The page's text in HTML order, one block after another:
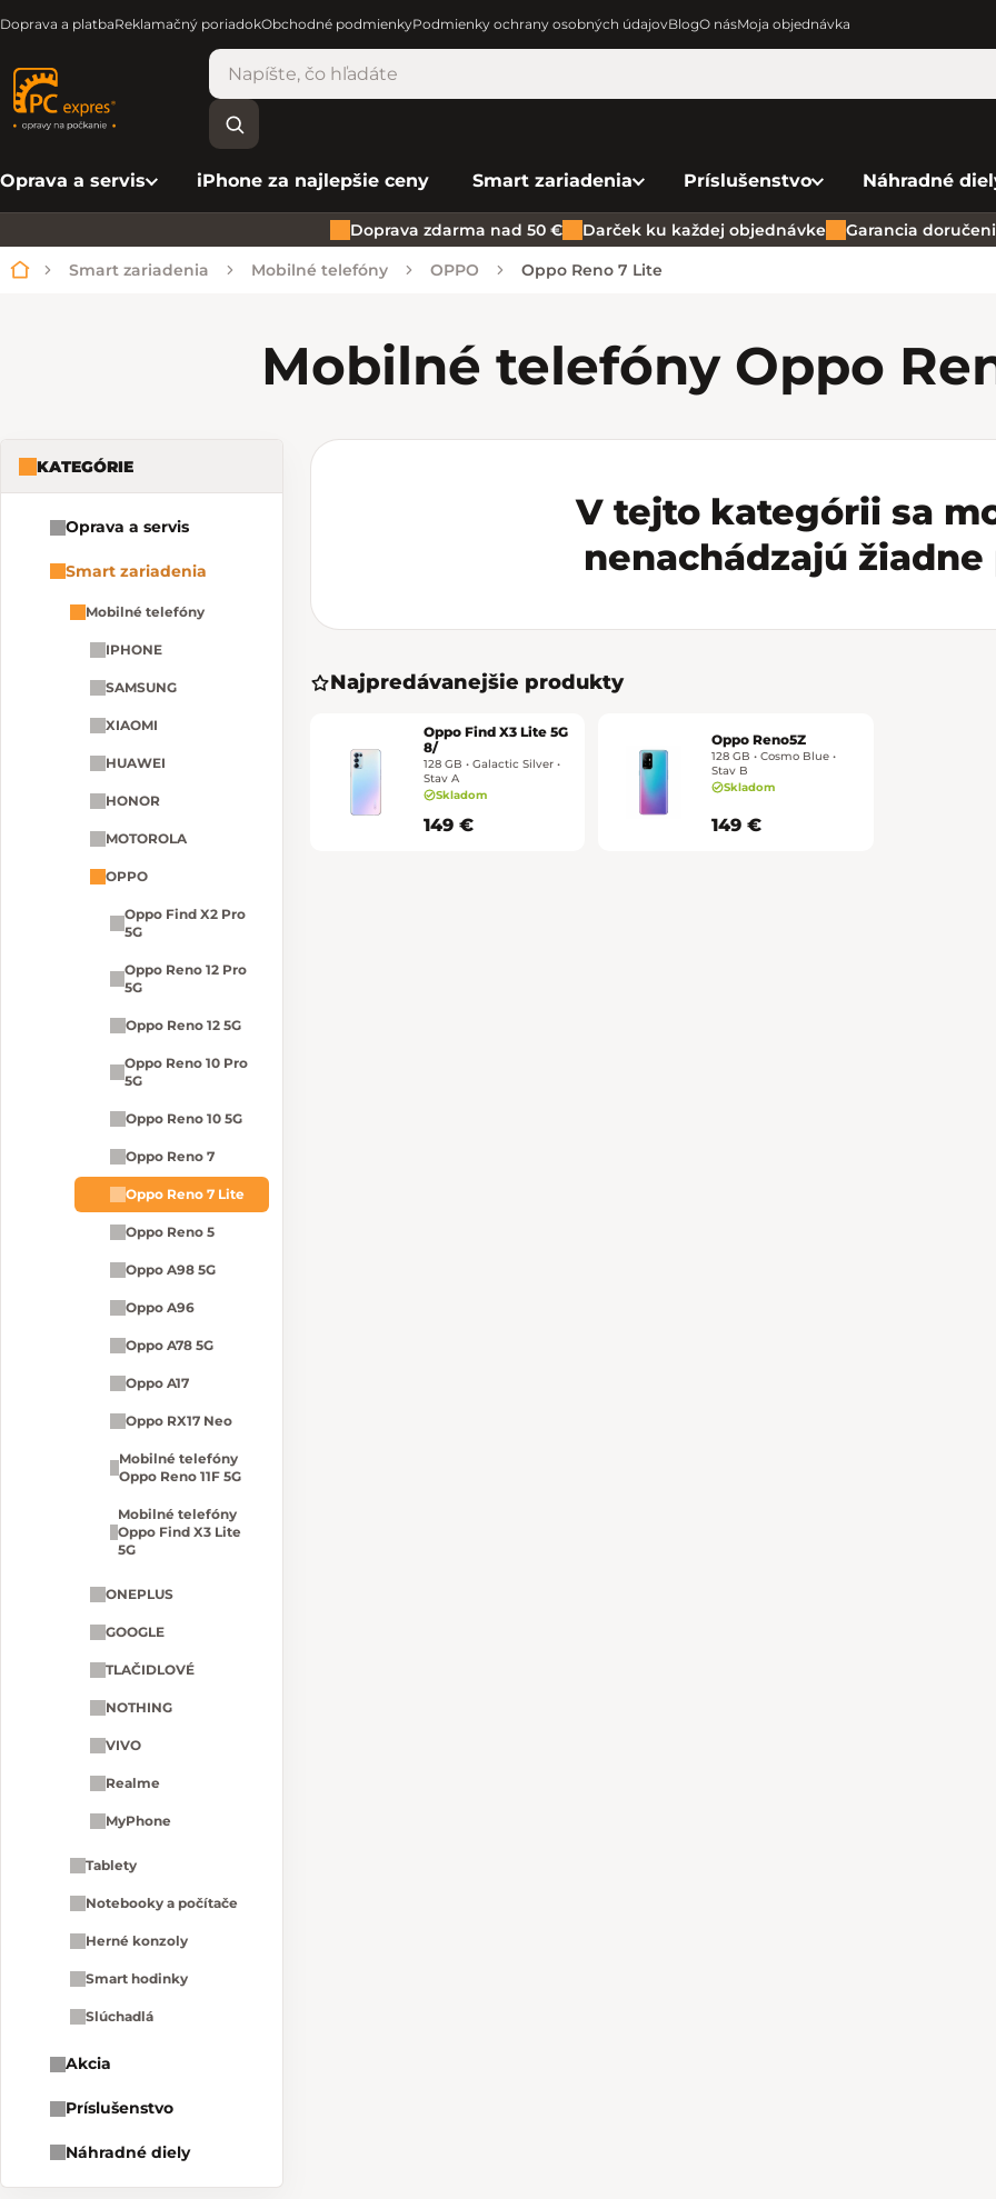
Doprava a platbaReklamačný poriadokObchodné podmienkyPodmienky ochrany osobných údajovBlogO násMoja objednávka
Oprava a servis iPhone za najlepšie ceny Smart zariadenia Príslušenstvo Náhradné
Doprava zdarma nad 50 € Darček ku každej objednávke Garancia
Domov
Smart zariadenia Mobilné telefóny OPPO Oppo Reno 7 Lite
Mobilné telefóny Oppo
Bočný panel
KATEGÓRIE
Oprava a servis
Smart zariadenia
Mobilné telefóny
IPHONE
SAMSUNG
XIAOMI
HUAWEI
HONOR
MOTOROLA
OPPO
Oppo Find X2 Pro
5G
Oppo Reno 12 Pro
5G
Oppo Reno 12 5G
Oppo Reno 10 Pro
5G
Oppo Reno 10 5G
Oppo Reno 7
Oppo Reno 7 Lite
Oppo Reno 5
Oppo A98 5G
Oppo A96
Oppo A78 5G
Oppo A17
Oppo RX17 Neo
Mobilné telefóny
Oppo Reno 11F 5G
Mobilné telefóny
Oppo Find X3 Lite
5G
ONEPLUS
GOOGLE
TLAČIDLOVÉ
NOTHING
VIVO
Realme
MyPhone
Tablety
Notebooky a počítače
Herné konzoly
Smart hodinky
Slúchadlá
Akcia
Príslušenstvo
Náhradné diely
V tejto kategórii sa
nenachádzajú
Najpredávanejšie produkty
Oppo Find X3 Lite 5G
8/
128 GB • Galactic Silver •
Stav A
Skladom
149 €
Oppo Reno5Z
128 GB • Cosmo Blue •
Stav B
Skladom
149 €